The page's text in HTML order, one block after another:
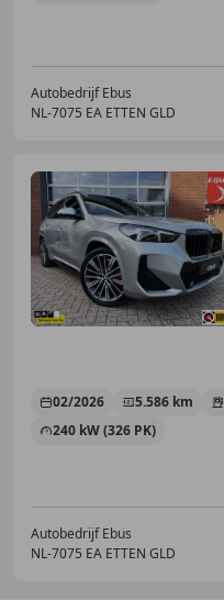
Autobedrijf Ebus
NL-7075 EA ETTEN GLD
02/2026 5.586 km
240 kW (326 PK)
Autobedrijf Ebus
NL-7075 EA ETTEN GLD